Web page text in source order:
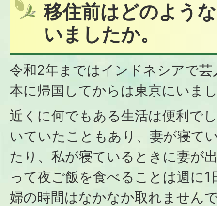
移住前はどのよう
いましたか。
令和2年まではインドネシアで
本に帰国してからは東京にいま
近くに何でもある生活は便利で
いていたこともあり、妻が寝て
たり、私が寝ているときに妻が
って夜ご飯を食べることは週に
婦の時間はなかなか取れません